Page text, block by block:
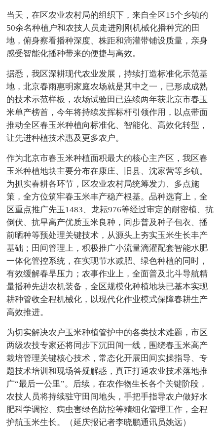
当天，在区农业农村局的组织下，来自全区15个乡镇的
50余名种植户和农技人员走进刚刚机械化播种完的田
地，俯身察看播种深度、株距和滴灌带铺设质量，亲身
感受智能化播种带来的便捷与高效。
据悉，我区深耕现代农业发展，持续打造标准化示范基
地，北京春雨惠明家庭农场就是其中之一，已形成成熟
的技术示范样板，农场试验田已连续两年获北京市春玉
米单产榜首，今年将持续发挥标杆引领作用，以点带面
推动全区春玉米种植向标准化、智能化、高效化转型，
让先进种植技术惠及更多农户。
作为北京市春玉米种植面积最大的核心主产区，我区春
玉米种植地块主要分布在康庄、旧县、沈家营等乡镇。
为抓实春耕各环节，区农业农村局统筹发力、多点施
策，全方位筑牢春玉米丰产稳产根基。品种选育上，全
区重点推广先玉1483、龙耘976等经过审定的耐密植、抗
倒伏、抗旱高产优质玉米良种，同步普及种子包衣、播
前晒种等预处理关键技术，从源头上夯实玉米生长丰产
基础；田间管理上，积极推广小流量滴灌配套智能水肥
一体化管控系统，在实现节水减肥、绿色种植的同时，
有效缓解春旱压力；农事作业上，全面普及北斗导航精
量播种先进农机装备，全区规模化种植地块已基本实现
耕种管收全程机械化，以现代化作业模式保障春耕生产
高效推进。
为切实解决农户玉米种植管护中的各类技术难题，市区
两级农技专家还将同步下沉田间一线，围绕春玉米高产
栽培管理关键核心技术，常态化开展田间实操指导、专
题技术培训和现场答疑解惑，真正打通农业技术落地推
广“最后一公里”。后续，在农作物生长各个关键阶段，
农技人员将持续驻守田间地头，手把手指导农户做好水
肥科学调控、病虫害绿色防控等精细化管理工作，全程
护航玉米生长。（延庆报记者李晓鹏通讯员姚远）